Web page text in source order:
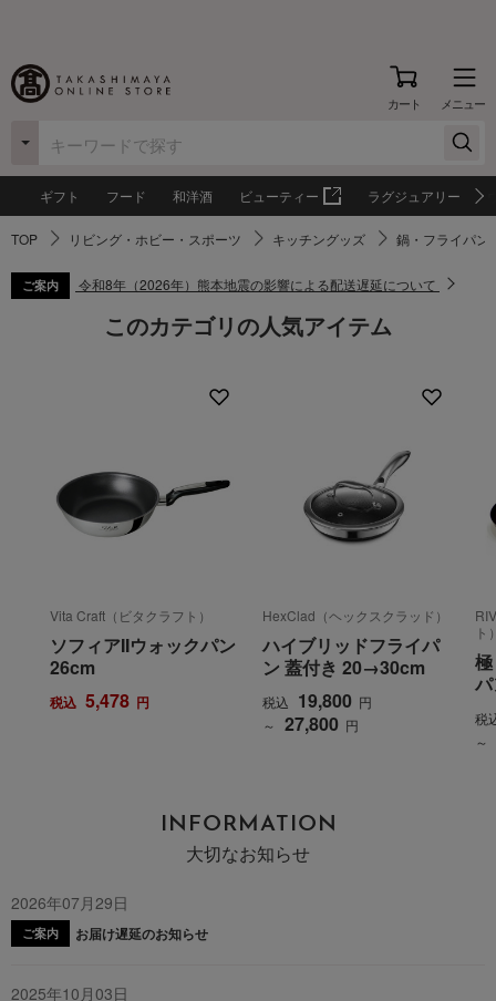
カート メニュー
ギフト フード 和洋酒 ビューティー ラグジュアリー
TOP リビング・ホビー・スポーツ キッチングッズ 鍋・フライパン
ご案内 令和8年（2026年）熊本地震の影響による配送遅延について
このカテゴリの人気アイテム
Vita Craft（ビタクラフト）
ソフィアIIウォックパン
26cm
税込 5,478 円
HexClad（ヘックスクラッド）
ハイブリッドフライパ
ン 蓋付き 20→30cm
税込 19,800 円
～ 27,800 円
ト
税
～
INFORMATION
大切なお知らせ
2026年07月29日
ご案内 お届け遅延のお知らせ
2025年10月03日